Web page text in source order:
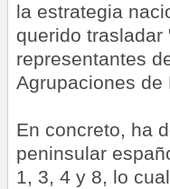
la estrategia
querido
representantes
Agrupaciones de
En concreto, ha
peninsular
1, 3, 4 y 8, lo